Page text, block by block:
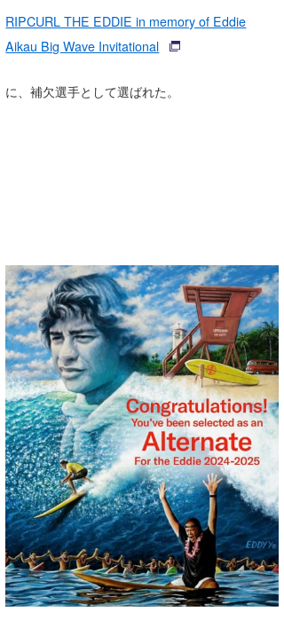
RIPCURL THE EDDIE in memory of Eddie
Aikau Big Wave Invitational
に、補欠選手として選ばれた。
ライター/寄稿メディア
Core Surf Japan
Naoya Kimoto
DELTA FORCE SURF
CBA Films
熊谷素子
メディア
進士剛光
田原啓江
植村未来
NOBUFUKU
大野”MAR”修聖
喜納海人
Aichan
chan-U
ECE
G◎Da
H
KID
KOBU
KY
MIN
mitz